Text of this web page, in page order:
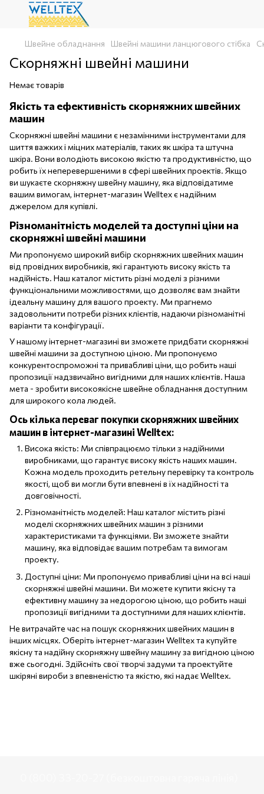
Швейне обладнання Швейні машини ланцюгового стібка
Скорняжні швейні машини
Немає товарів
Якість та ефективність скорняжних швейних
машин
Скорняжні швейні машини є незамінними інструментами для
шиття важких і міцних матеріалів, таких як шкіра та штучна
шкіра. Вони володіють високою якістю та продуктивністю, що
робить їх неперевершеними в сфері швейних проектів. Якщо
ви шукаєте скорняжну швейну машину, яка відповідатиме
вашим вимогам, інтернет-магазин Welltex є надійним
джерелом для купівлі.
Різноманітність моделей та доступні ціни на
скорняжні швейні машини
Ми пропонуємо широкий вибір скорняжних швейних машин
від провідних виробників, які гарантують високу якість та
надійність. Наш каталог містить різні моделі з різними
функціональними можливостями, що дозволяє вам знайти
ідеальну машину для вашого проекту. Ми прагнемо
задовольнити потреби різних клієнтів, надаючи різноманітні
варіанти та конфігурації.
У нашому інтернет-магазині ви зможете придбати скорняжні
швейні машини за доступною ціною. Ми пропонуємо
конкурентоспроможні та привабливі ціни, що робить наші
пропозиції надзвичайно вигідними для наших клієнтів. Наша
мета - зробити високоякісне швейне обладнання доступним
для широкого кола людей.
Ось кілька переваг покупки скорняжних швейних
машин в інтернет-магазині Welltex:
Висока якість: Ми співпрацюємо тільки з надійними
виробниками, що гарантує високу якість наших машин.
Кожна модель проходить ретельну перевірку та контроль
якості, щоб ви могли бути впевнені в їх надійності та
довговічності.
Різноманітність моделей: Наш каталог містить різні
моделі скорняжних швейних машин з різними
характеристиками та функціями. Ви зможете знайти
машину, яка відповідає вашим потребам та вимогам
проекту.
Доступні ціни: Ми пропонуємо привабливі ціни на всі наші
скорняжні швейні машини. Ви можете купити якісну та
ефективну машину за недорогою ціною, що робить наші
пропозиції вигідними та доступними для наших клієнтів.
Не витрачайте час на пошук скорняжних швейних машин в
інших місцях. Оберіть інтернет-магазин Welltex та купуйте
якісну та надійну скорняжну швейну машину за вигідною ціною
вже сьогодні. Здійсніть свої творчі задуми та проектуйте
шкіряні вироби з впевненістю та якістю, які надає Welltex.